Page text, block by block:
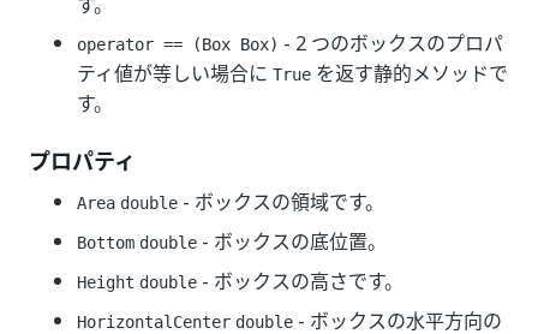
operator == (Box Box) - 2 つのボックスのプロパ
ティ値が等しい場合に True を返す静的メソッドで
す。
プロパティ
Area double - ボックスの領域です。
Bottom double - ボックスの底位置。
Height double - ボックスの高さです。
HorizontalCenter double - ボックスの水平方向の